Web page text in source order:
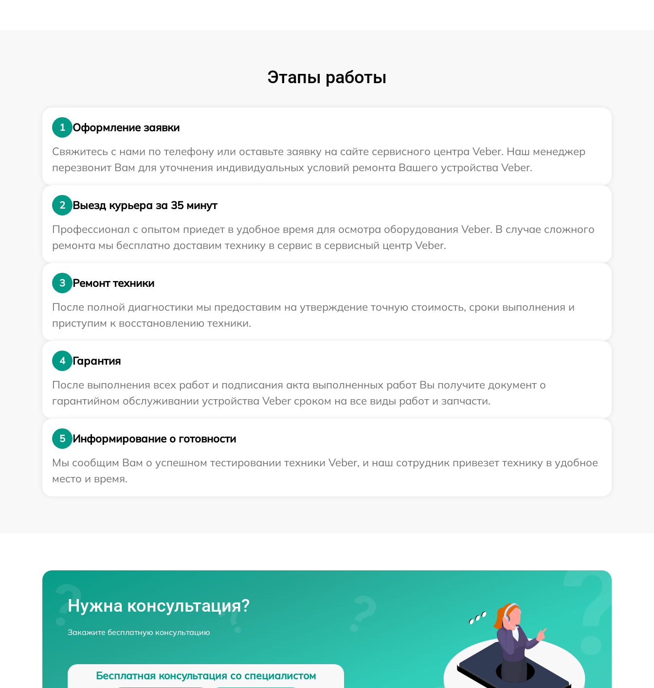
Этапы работы
1
Оформление заявки
Свяжитесь с нами по телефону или оставьте заявку на сайте сервисного центра Veber. Наш менеджер
перезвонит Вам для уточнения индивидуальных условий ремонта Вашего устройства Veber.
2
Выезд курьера за 35 минут
Профессионал с опытом приедет в удобное время для осмотра оборудования Veber. В случае сложного
ремонта мы бесплатно доставим технику в сервис в сервисный центр Veber.
3
Ремонт техники
После полной диагностики мы предоставим на утверждение точную стоимость, сроки выполнения и
приступим к восстановлению техники.
4
Гарантия
После выполнения всех работ и подписания акта выполненных работ Вы получите документ о
гарантийном обслуживании устройства Veber сроком на все виды работ и запчасти.
5
Информирование о готовности
Мы сообщим Вам о успешном тестировании техники Veber, и наш сотрудник привезет технику в удобное
место и время.
Нужна консультация?
Закажите бесплатную консультацию
Бесплатная консультация со специалистом